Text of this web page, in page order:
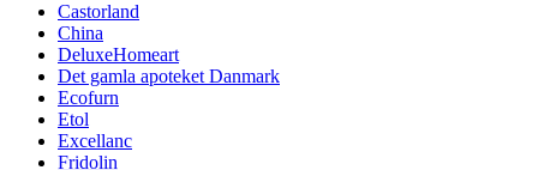
Castorland
China
DeluxeHomeart
Det gamla apoteket Danmark
Ecofurn
Etol
Excellanc
Fridolin